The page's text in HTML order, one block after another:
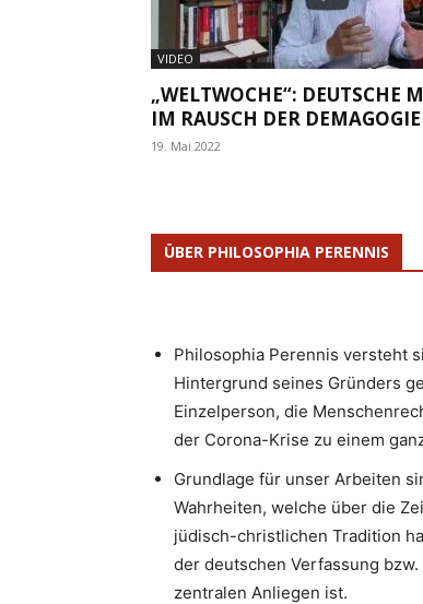
VIDEO
„WELTWOCHE“: DEUTSCHE
IM RAUSCH DER DEMAGOGIE
19. Mai 2022
ÜBER PHILOSOPHIA PERENNIS
Philosophia Perennis versteht
Hintergrund seines Gründers
Einzelperson, die
der Corona-Krise zu einem
Grundlage für unser Arbeiten
Wahrheiten, welche über die
jüdisch-christlichen Tradition
der deutschen Verfassung
zentralen Anliegen ist.